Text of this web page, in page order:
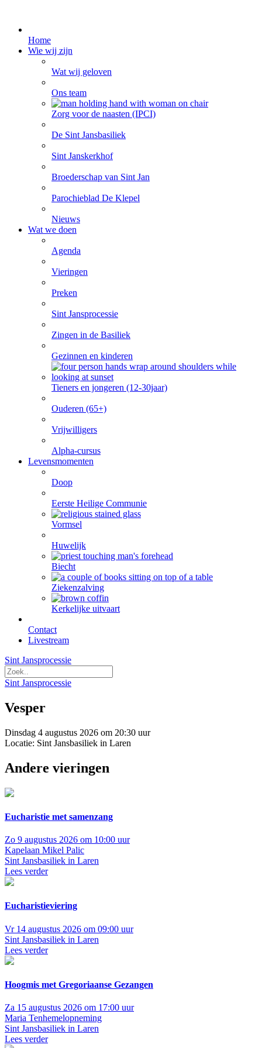
Home
Wie wij zijn
Wat wij geloven
Ons team
Zorg voor de naasten (IPCI)
De Sint Jansbasiliek
Sint Janskerkhof
Broederschap van Sint Jan
Parochieblad De Klepel
Nieuws
Wat we doen
Agenda
Vieringen
Preken
Sint Jansprocessie
Zingen in de Basiliek
Gezinnen en kinderen
Tieners en jongeren (12-30jaar)
Ouderen (65+)
Vrijwilligers
Alpha-cursus
Levensmomenten
Doop
Eerste Heilige Communie
Vormsel
Huwelijk
Biecht
Ziekenzalving
Kerkelijke uitvaart
Contact
Livestream
Sint Jansprocessie
Sint Jansprocessie
Vesper
Dinsdag 4 augustus 2026 om 20:30 uur
Locatie: Sint Jansbasiliek in Laren
Andere vieringen
Eucharistie met samenzang
Zo 9 augustus 2026 om 10:00 uur
Kapelaan Mikel Palic
Sint Jansbasiliek in Laren
Lees verder
Eucharistieviering
Vr 14 augustus 2026 om 09:00 uur
Sint Jansbasiliek in Laren
Lees verder
Hoogmis met Gregoriaanse Gezangen
Za 15 augustus 2026 om 17:00 uur
Maria Tenhemelopneming
Sint Jansbasiliek in Laren
Lees verder